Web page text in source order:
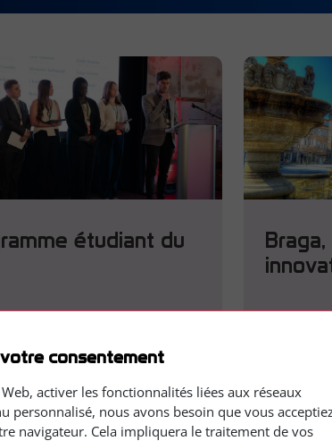
étudiant du
consentement
activer les fonctionnalités liées aux réseaux
personnalisé, nous avons besoin que vous
navigateur. Cela impliquera le traitement de vos